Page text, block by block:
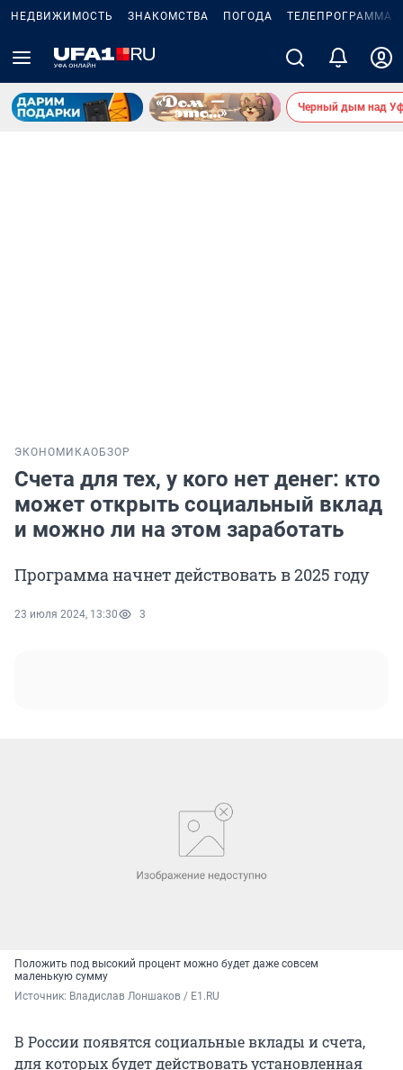
НЕДВИЖИМОСТЬ ЗНАКОМСТВА ПОГОДА ТЕЛЕПРОГРАММА
Черный дым над
ЭКОНОМИКАОБЗОР
Счета для тех, у кого нет денег: кто
может открыть социальный вклад
и можно ли на этом заработать
Программа начнет действовать в 2025 году
23 июля 2024, 13:30 3
Положить под высокий процент можно будет даже совсем
маленькую сумму
Источник: Владислав Лоншаков / E1.RU
В России появятся социальные вклады и счета,
для которых будет действовать установленная